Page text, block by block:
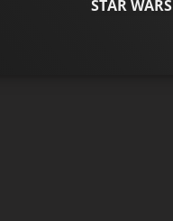
STAR WARS